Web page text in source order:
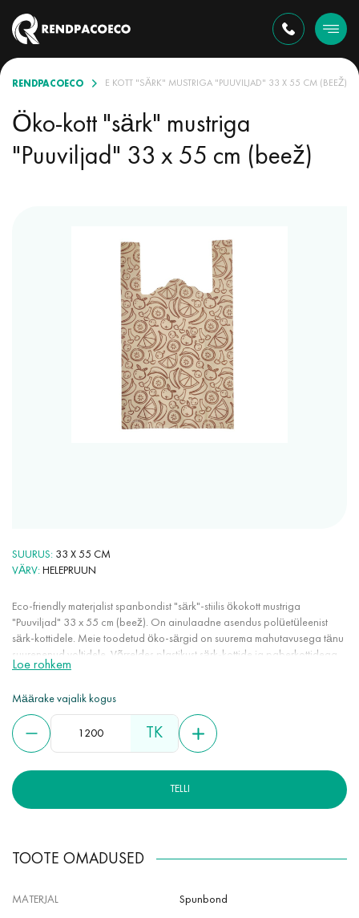
RENDPACOECO
ÖKOLOOGILINE KOTT "SÄRK" MUSTRIGA "PUUVILJAD" 33 X 55 CM (BEEŽ)
Öko-kott "särk" mustriga
"Puuviljad" 33 x 55 cm (beež)
SUURUS
33 X 55 CM
VÄRV
HELEPRUUN
Eco-friendly materjalist spanbondist "särk"-stiilis ökokott mustriga
"Puuviljad" 33 x 55 cm (beež). On ainulaadne asendus polüetüleenist
särk-kottidele. Meie toodetud öko-särgid on suurema mahutavusega tänu
suurenenud voltidele. Võrreldes plastikust särk-kottide ja paberkottidega,
ei rebi öko-särgid juhuslike läbistuste ja lõigete korral. Kõrge
Loe rohkem
Määrake vajalik kogus
TK
TELLI
TOOTE OMADUSED
MATERJAL Spunbond